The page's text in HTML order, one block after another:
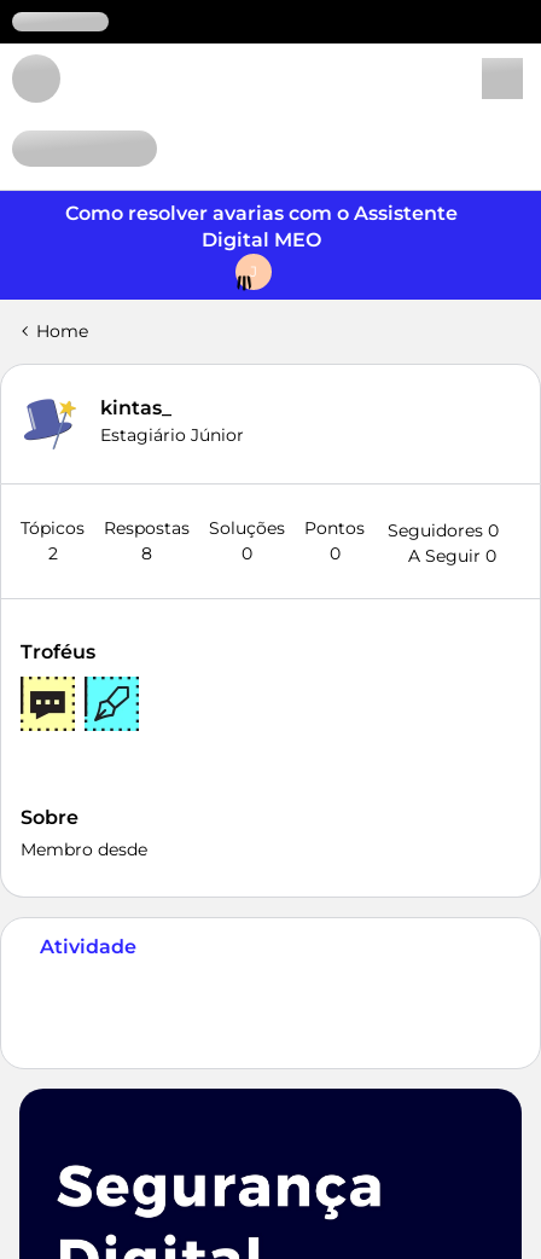
Como resolver avarias com o Assistente
Digital MEO
J
Home
kintas_
Estagiário Júnior
Tópicos
2
Respostas
8
Soluções
0
Pontos
0
Seguidores 0
A Seguir 0
Troféus
Sobre
Membro desde
Atividade